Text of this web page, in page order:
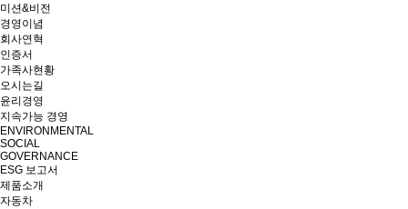
미션&비전
경영이념
회사연혁
인증서
가족사현황
오시는길
윤리경영
지속가능 경영
ENVIRONMENTAL
SOCIAL
GOVERNANCE
ESG 보고서
제품소개
자동차